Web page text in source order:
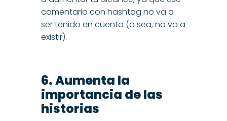
comentario con hashtag no va a
ser tenido en cuenta (o sea, no va a
existir).
6. Aumenta la
importancia de las
historias